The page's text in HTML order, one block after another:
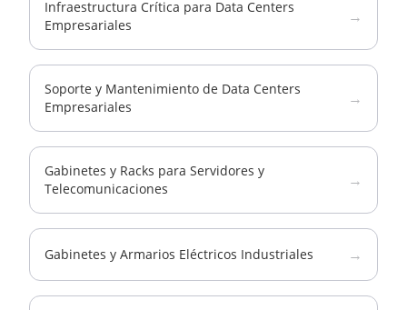
Infraestructura Crítica para Data Centers
Empresariales
→
Soporte y Mantenimiento de Data Centers
Empresariales
→
Gabinetes y Racks para Servidores y
Telecomunicaciones
→
Gabinetes y Armarios Eléctricos Industriales →